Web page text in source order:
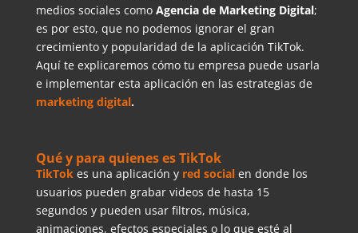
medios sociales comoAgencia de Marketing Digital;
es por esto, que no podemos ignorar el gran
crecimiento y popularidad de la aplicación TikTok.
Aquí te explicaremos cómo tu empresa puede usarla
e implementar esta aplicación en las estrategias de
marketing digital.
Qué y para quienes es TikTok
TikTokes una aplicación y red social en donde los
usuarios pueden grabar videos de hasta 15
segundos y pueden usar filtros, música,
animaciones, efectos especiales o lo que esté al